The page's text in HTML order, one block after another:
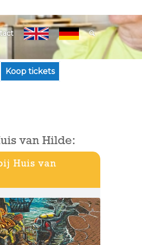
Koop tickets
van Hilde:
Huis van